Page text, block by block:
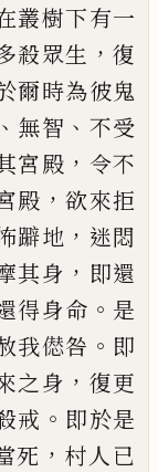
叢樹下有一
殺眾生 ， 復
爾時為彼鬼
、 無智 、 不受
宮殿 ， 令不
殿 ， 欲來拒
躃地 ， 迷悶
其身 ， 即還
得身命 。 是
我𠎝咎 。 即
之身 ， 復更
戒 。 即於是
死 ， 村人已